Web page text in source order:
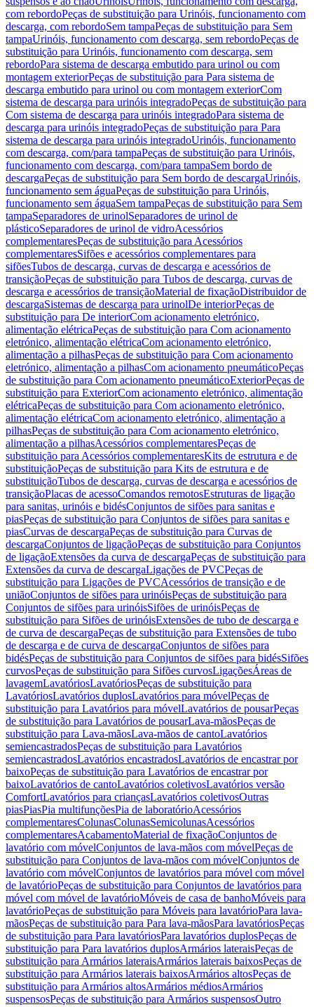
com rebordoPeças de substituição para Urinóis, funcionamento com
descarga, com rebordoSem tampaPeças de substituição para Sem
tampaUrinóis, funcionamento com descarga, sem rebordoPeças de
substituição para Urinóis, funcionamento com descarga, sem
rebordoPara sistema de descarga embutido para urinol ou com
montagem exteriorPeças de substituição para Para sistema de
descarga embutido para urinol ou com montagem exteriorCom
sistema de descarga para urinóis integradoPeças de substituição para
Com sistema de descarga para urinóis integradoPara sistema de
descarga para urinóis integradoPeças de substituição para Para
sistema de descarga para urinóis integradoUrinóis, funcionamento
com descarga, com/para tampaPeças de substituição para Urinóis,
funcionamento com descarga, com/para tampaSem bordo de
descargaPeças de substituição para Sem bordo de descargaUrinóis,
funcionamento sem águaPeças de substituição para Urinóis,
funcionamento sem águaSem tampaPeças de substituição para Sem
tampaSeparadores de urinolSeparadores de urinol de
plásticoSeparadores de urinol de vidroAcessórios
complementaresPeças de substituição para Acessórios
complementaresSifões e acessórios complementares para
sifõesTubos de descarga, curvas de descarga e acessórios de
transiçãoPeças de substituição para Tubos de descarga, curvas de
descarga e acessórios de transiçãoMaterial de fixaçãoDistribuidor de
descargaSistemas de descarga para urinolDe interiorPeças de
substituição para De interiorCom acionamento eletrónico,
alimentação elétricaPeças de substituição para Com acionamento
eletrónico, alimentação elétricaCom acionamento eletrónico,
alimentação a pilhasPeças de substituição para Com acionamento
eletrónico, alimentação a pilhasCom acionamento pneumáticoPeças
de substituição para Com acionamento pneumáticoExteriorPeças de
substituição para ExteriorCom acionamento eletrónico, alimentação
elétricaPeças de substituição para Com acionamento eletrónico,
alimentação elétricaCom acionamento eletrónico, alimentação a
pilhasPeças de substituição para Com acionamento eletrónico,
alimentação a pilhasAcessórios complementaresPeças de
substituição para Acessórios complementaresKits de estrutura e de
substituiçãoPeças de substituição para Kits de estrutura e de
substituiçãoTubos de descarga, curvas de descarga e acessórios de
transiçãoPlacas de acessoComandos remotosEstruturas de ligação
para sanitas, urinóis e bidésConjuntos de sifões para sanitas e
piasPeças de substituição para Conjuntos de sifões para sanitas e
piasCurvas de descargaPeças de substituição para Curvas de
descargaConjuntos de ligaçãoPeças de substituição para Conjuntos
de ligaçãoExtensões da curva de descargaPeças de substituição para
Extensões da curva de descargaLigações de PVCPeças de
substituição para Ligações de PVCAcessórios de transição e de
uniãoConjuntos de sifões para urinóisPeças de substituição para
Conjuntos de sifões para urinóisSifões de urinóisPeças de
substituição para Sifões de urinóisExtensões de tubo de descarga e
de curva de descargaPeças de substituição para Extensões de tubo
de descarga e de curva de descargaConjuntos de sifões para
bidésPeças de substituição para Conjuntos de sifões para bidésSifões
curvosPeças de substituição para Sifões curvosLigaçõesÁreas de
lavagemLavatóriosLavatóriosPeças de substituição para
LavatóriosLavatórios duplosLavatórios para móvelPeças de
substituição para Lavatórios para móvelLavatórios de pousarPeças
de substituição para Lavatórios de pousarLava-mãosPeças de
substituição para Lava-mãosLava-mãos de cantoLavatórios
semiencastradosPeças de substituição para Lavatórios
semiencastradosLavatórios encastradosLavatórios de encastrar por
baixoPeças de substituição para Lavatórios de encastrar por
baixoLavatórios de cantoLavatórios coletivosLavatórios versão
ComfortLavatórios para criançasLavatórios coletivosOutras
piasPiasPia multifunçõesPia de laboratórioAcessórios
complementaresColunasColunasSemicolunasAcessórios
complementaresAcabamentoMaterial de fixaçãoConjuntos de
lavatório com móvelConjuntos de lava-mãos com móvelPeças de
substituição para Conjuntos de lava-mãos com móvelConjuntos de
lavatório com móvelConjuntos de lavatórios para móvel com móvel
de lavatórioPeças de substituição para Conjuntos de lavatórios para
móvel com móvel de lavatórioMóveis de casa de banhoMóveis para
lavatórioPeças de substituição para Móveis para lavatórioPara lava-
mãosPeças de substituição para Para lava-mãosPara lavatóriosPeças
de substituição para Para lavatóriosPara lavatórios duplosPeças de
substituição para Para lavatórios duplosArmários lateraisPeças de
substituição para Armários lateraisArmários laterais baixosPeças de
substituição para Armários laterais baixosArmários altosPeças de
substituição para Armários altosArmários médiosArmários
suspensosPeças de substituição para Armários suspensosOutro